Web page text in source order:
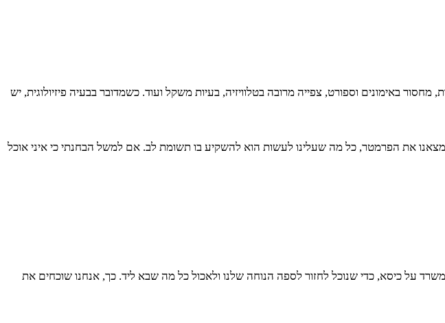
אכילה לא מסודרת, מחסור באימונים וספורט, צפייה מרובה בטלוויזיה, בעיות משקל ועוד. כשמדובר בבעיה פיזיולוגית, יש
את הפרמטר, כל מה שעלינו לעשות הוא להשקיע בו תשומת לב. אם למשל הבחנתי כי איני אוכל
הוא כזה הנוטה להשמנה, אנחנו עובדים במשרד על כיסא, כדי שנוכל לחזור לספה הנוחה שלנו ולאכול כל מה שבא ליד. כך, אנחנו שוכחים את